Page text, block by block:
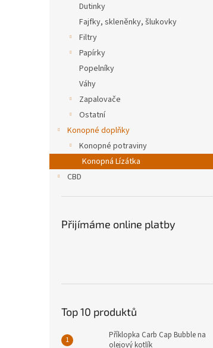
Dutinky
Fajfky, skleněnky, šlukovky
Filtry
Papírky
Popelníky
Váhy
Zapalovače
Ostatní
Konopné doplňky
Konopné potraviny
Konopná Lízátka
CBD
Přijímáme online platby
Top 10 produktů
Příklopka Carb Cap Bubble na
olejový kotlík